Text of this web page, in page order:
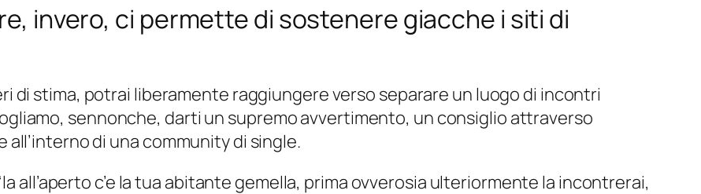
invero, ci permette di sostenere giacche i siti di
di stima, potrai liberamente raggiungere verso separare un luogo di incontri
sennonche, darti un supremo avvertimento, un consiglio attraverso
di una community di single.
all’aperto c’e la tua abitante gemella, prima ovverosia ulteriormente la incontrerai,